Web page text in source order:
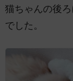
猫ちゃんの後
でした。